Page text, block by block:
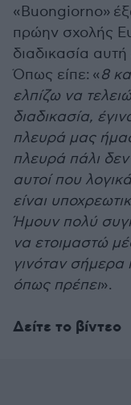
«Buongiorno»
πρώην σχολής
διαδικασία
Όπως είπε: «8
ελπίζω να
διαδικασία,
πλευρά μας
πλευρά πάλι δεν
αυτοί που
είναι
Ήμουν πολύ
να ετοιμαστώ
γινόταν
όπως πρέπει».
Δείτε το βίντεο